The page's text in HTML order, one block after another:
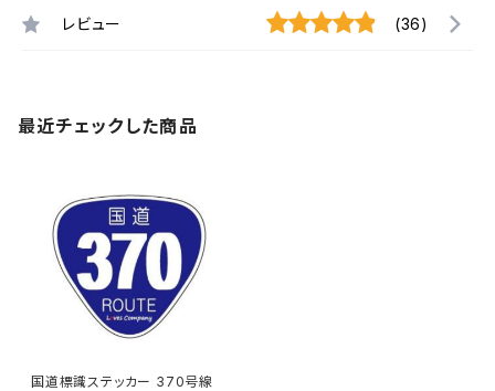
レビュー (36)
最近チェックした商品
国道標識ステッカー 370号線